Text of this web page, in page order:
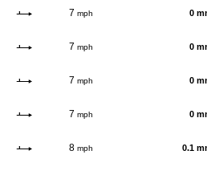
7 mph 0
7 mph 0
7 mph 0
7 mph 0
8 mph 0.1